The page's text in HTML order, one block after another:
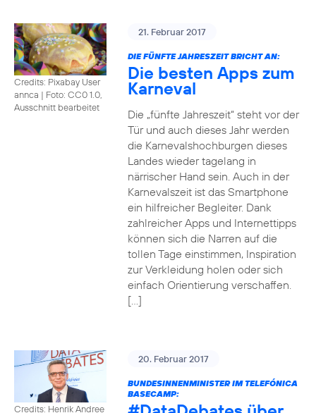
Credits: Pixabay User
annca | Foto: CC0 1.0,
Ausschnitt bearbeitet
21. Februar 2017
DIE FÜNFTE JAHRESZEIT BRICHT AN:
Die besten Apps zum
Karneval
Die „fünfte Jahreszeit“ steht vor der
Tür und auch dieses Jahr werden
die Karnevalshochburgen dieses
Landes wieder tagelang in
närrischer Hand sein. Auch in der
Karnevalszeit ist das Smartphone
ein hilfreicher Begleiter. Dank
zahlreicher Apps und Internettipps
können sich die Narren auf die
tollen Tage einstimmen, Inspiration
zur Verkleidung holen oder sich
einfach Orientierung verschaffen.
[…]
Credits: Henrik Andree
20. Februar 2017
BUNDESINNENMINISTER IM TELEFÓNICA
BASECAMP: